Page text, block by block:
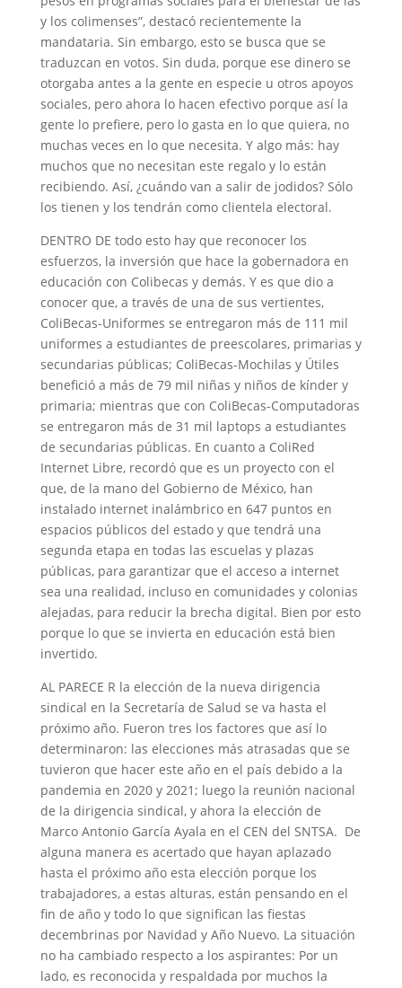
y los colimenses”, destacó recientemente la
mandataria. Sin embargo, esto se busca que se
traduzcan en votos. Sin duda, porque ese dinero se
otorgaba antes a la gente en especie u otros apoyos
sociales, pero ahora lo hacen efectivo porque así la
gente lo prefiere, pero lo gasta en lo que quiera, no
muchas veces en lo que necesita. Y algo más: hay
muchos que no necesitan este regalo y lo están
recibiendo. Así, ¿cuándo van a salir de jodidos? Sólo
los tienen y los tendrán como clientela electoral.
DENTRO DE todo esto hay que reconocer los
esfuerzos, la inversión que hace la gobernadora en
educación con Colibecas y demás. Y es que dio a
conocer que, a través de una de sus vertientes,
ColiBecas-Uniformes se entregaron más de 111 mil
uniformes a estudiantes de preescolares, primarias y
secundarias públicas; ColiBecas-Mochilas y Útiles
benefició a más de 79 mil niñas y niños de kínder y
primaria; mientras que con ColiBecas-Computadoras
se entregaron más de 31 mil laptops a estudiantes
de secundarias públicas. En cuanto a ColiRed
Internet Libre, recordó que es un proyecto con el
que, de la mano del Gobierno de México, han
instalado internet inalámbrico en 647 puntos en
espacios públicos del estado y que tendrá una
segunda etapa en todas las escuelas y plazas
públicas, para garantizar que el acceso a internet
sea una realidad, incluso en comunidades y colonias
alejadas, para reducir la brecha digital. Bien por esto
porque lo que se invierta en educación está bien
invertido.
AL PARECE R la elección de la nueva dirigencia
sindical en la Secretaría de Salud se va hasta el
próximo año. Fueron tres los factores que así lo
determinaron: las elecciones más atrasadas que se
tuvieron que hacer este año en el país debido a la
pandemia en 2020 y 2021; luego la reunión nacional
de la dirigencia sindical, y ahora la elección de
Marco Antonio García Ayala en el CEN del SNTSA. De
alguna manera es acertado que hayan aplazado
hasta el próximo año esta elección porque los
trabajadores, a estas alturas, están pensando en el
fin de año y todo lo que significan las fiestas
decembrinas por Navidad y Año Nuevo. La situación
no ha cambiado respecto a los aspirantes: Por un
lado, es reconocida y respaldada por muchos la